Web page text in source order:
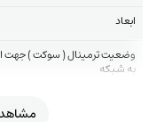
ابعاد
وضعیت ترمینال ( سوکت ) جهت
به شبکه